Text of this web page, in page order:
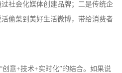
社会化媒体创建品牌；二是传统企
偷菜到美好生活微博，带给消费者
意+技术+实时化”的结合。如果说